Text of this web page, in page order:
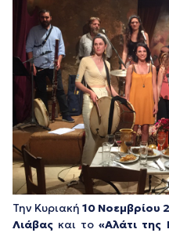
Την Κυριακή 10 Νοεμβρίου
Λιάβας και το«Αλάτι της